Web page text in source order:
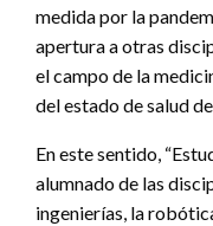
medida por la
apertura a otras
el campo de la
del estado de salud
En este sentido,
alumnado de las
ingenierías, la